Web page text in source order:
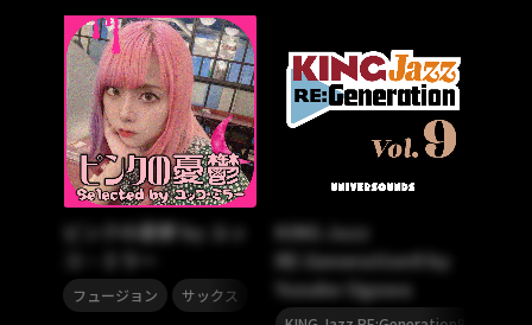
ピンクの憂鬱 by ユッ
コ・ミラー
フュージョン サックス ジャズ
KING Jazz
RE:Generation9 by
Yusuke Ogawa